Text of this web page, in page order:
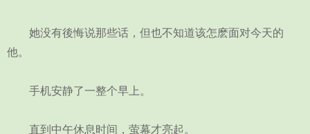
她没有後悔说那些话，但也不知道该怎麽面对今天的
他。
手机安静了一整个早上。
直到中午休息时间，萤幕才亮起。